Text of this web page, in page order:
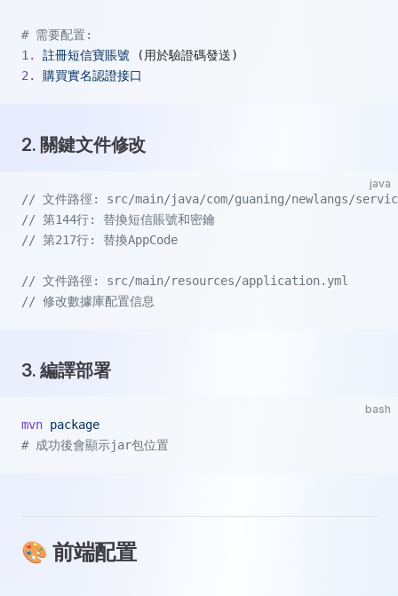
# 需要配置:
1.
註冊短信寶賬號 (用於驗證碼發送)
2.
購買實名認證接口
2. 關鍵文件修改
java
// 文件路徑: src/main/java/com/guaning/newlangs/
// 第144行: 替換短信賬號和密鑰
// 第217行: 替換AppCode
// 文件路徑: src/main/resources/application.yml
// 修改數據庫配置信息
3. 編譯部署
bash
mvn package
# 成功後會顯示jar包位置
🎨 前端配置